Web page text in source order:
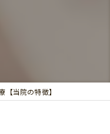
【当院の特徴】